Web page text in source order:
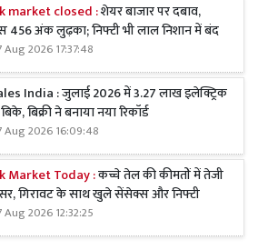
market closed :शेयर बाजार पर दबाव,
अंक लुढ़का; निफ्टी भी लाल निशान में बंद
Aug 2026 17:37:48
India : जुलाई 2026 में 3.27 लाख इलेक्ट्रिक
बिक्री ने बनाया नया रिकॉर्ड
Aug 2026 16:09:48
Market Today :कच्चे तेल की कीमतों में तेजी
गिरावट के साथ खुले सेंसेक्स और निफ्टी
Aug 2026 12:32:25